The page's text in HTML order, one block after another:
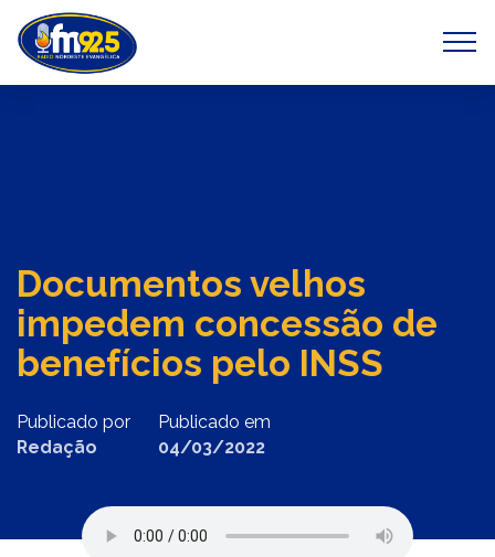
Previous Next
Documentos velhos
impedem concessão de
benefícios pelo INSS
Publicado por
Redação
Publicado em
04/03/2022